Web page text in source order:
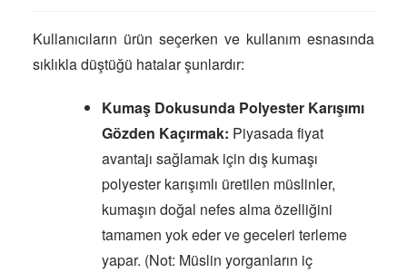
Kullanıcıların ürün seçerken ve kullanım esnasında
sıklıkla düştüğü hatalar şunlardır:
Kumaş Dokusunda Polyester Karışımı
Gözden Kaçırmak: Piyasada fiyat
avantajı sağlamak için dış kumaşı
polyester karışımlı üretilen müslinler,
kumaşın doğal nefes alma özelliğini
tamamen yok eder ve geceleri terleme
yapar. (Not: Müslin yorganların iç